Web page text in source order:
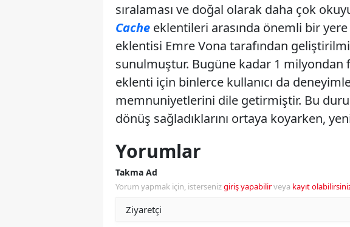
sıralaması ve doğal olarak daha çok
Cache eklentileri arasında önemli bir
eklentisi Emre Vona tarafından
sunulmuştur. Bugüne kadar 1 milyondan
eklenti için binlerce kullanıcı da
memnuniyetlerini dile getirmiştir. Bu
dönüş sağladıklarını ortaya koyarken,
Yorumlar
Takma Ad
Yorum yapmak için, istersenizgiriş yapabilirveya kayıt